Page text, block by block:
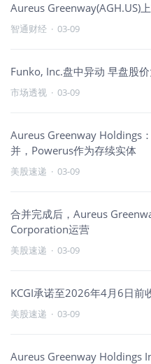
Aureus Greenway(AGH.US)
智通财经 · 03-09
Funko, Inc.盘中异动 早盘股
市场透视 · 03-09
Aureus Greenway Holdings
并，Powerus作为存续实体
美股速递 · 03-09
合并完成后，Aureus
Corporation运营
美股速递 · 03-09
KCGI承诺至2026年4月6日
美股速递 · 03-09
Aureus Greenway Holdings